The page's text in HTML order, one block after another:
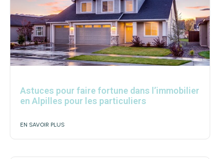
Astuces pour faire fortune dans l’immobilier
en Alpilles pour les particuliers
EN SAVOIR PLUS